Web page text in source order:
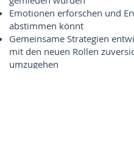
Emotionen erforschen und
abstimmen könnt
Gemeinsame Strategien
mit den neuen Rollen
umzugehen